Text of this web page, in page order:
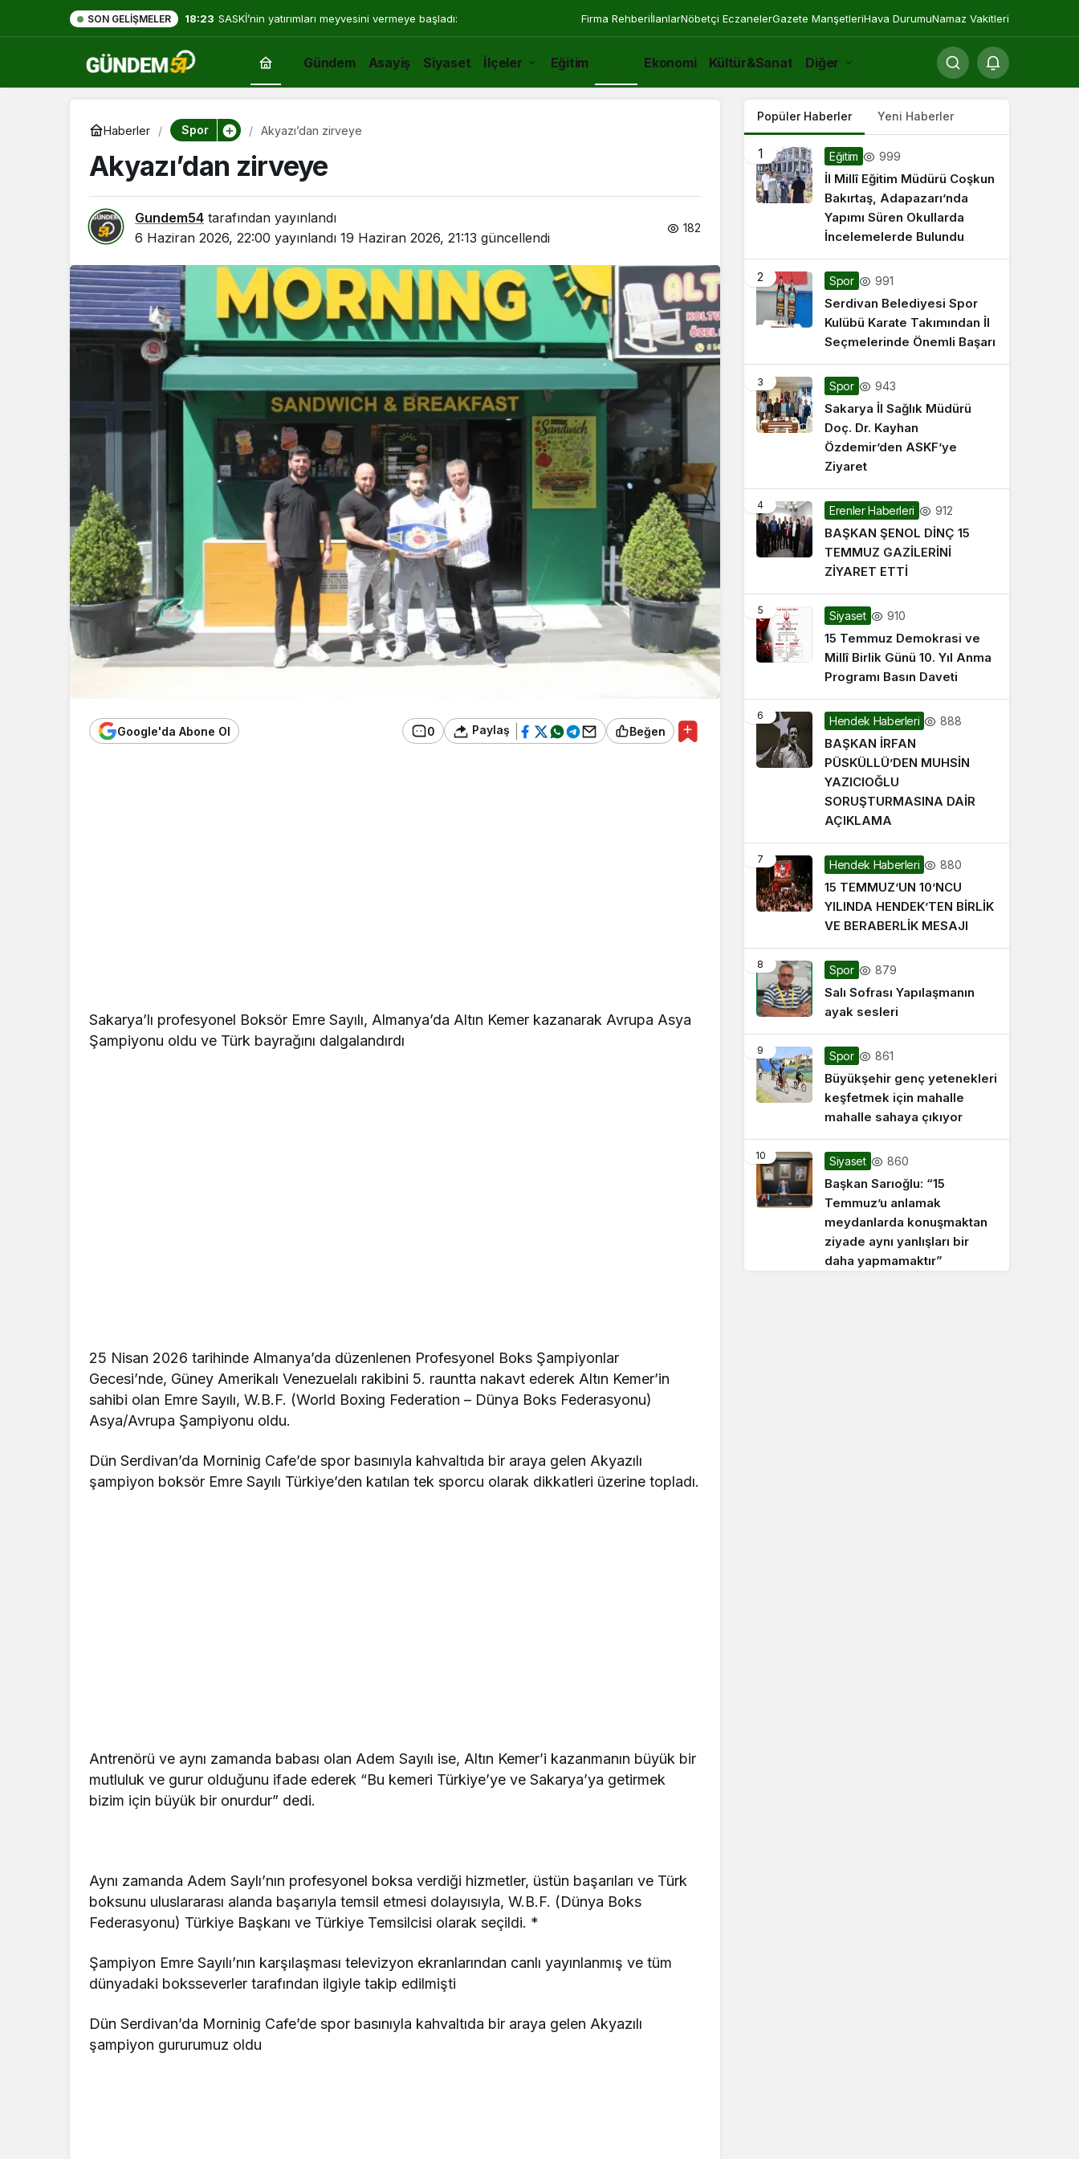
SON GELIŞMELER 18:23 SASKİ’nin yatırımları meyvesini vermeye başladı: Firma RehberiİlanlarNöbetçi EczanelerGazete ManşetleriHava DurumuNamaz Vakitleri
Gündem Asayiş Siyaset İlçeler Eğitim Ekonomi Kültür&Sanat Diğer
Haberler Spor Akyazı’dan zirveye
Akyazı’dan zirveye
Gundem54 tarafından yayınlandı
6 Haziran 2026, 22:00 yayınlandı 19 Haziran 2026, 21:13 güncellendi
182
Google'da Abone Ol 0 Paylaş Beğen
Sakarya’lı profesyonel Boksör Emre Sayılı, Almanya’da Altın Kemer kazanarak Avrupa Asya
Şampiyonu oldu ve Türk bayrağını dalgalandırdı
25 Nisan 2026 tarihinde Almanya’da düzenlenen Profesyonel Boks Şampiyonlar
Gecesi’nde, Güney Amerikalı Venezuelalı rakibini 5. rauntta nakavt ederek Altın Kemer’in
sahibi olan Emre Sayılı, W.B.F. (World Boxing Federation – Dünya Boks Federasyonu)
Asya/Avrupa Şampiyonu oldu.
Dün Serdivan’da Morninig Cafe’de spor basınıyla kahvaltıda bir araya gelen Akyazılı
şampiyon boksör Emre Sayılı Türkiye’den katılan tek sporcu olarak dikkatleri üzerine topladı.
Antrenörü ve aynı zamanda babası olan Adem Sayılı ise, Altın Kemer’i kazanmanın büyük bir
mutluluk ve gurur olduğunu ifade ederek “Bu kemeri Türkiye’ye ve Sakarya’ya getirmek
bizim için büyük bir onurdur” dedi.
Aynı zamanda Adem Saylı’nın profesyonel boksa verdiği hizmetler, üstün başarıları ve Türk
boksunu uluslararası alanda başarıyla temsil etmesi dolayısıyla, W.B.F. (Dünya Boks
Federasyonu) Türkiye Başkanı ve Türkiye Temsilcisi olarak seçildi. *
Şampiyon Emre Sayılı’nın karşılaşması televizyon ekranlarından canlı yayınlanmış ve tüm
dünyadaki boksseverler tarafından ilgiyle takip edilmişti
Dün Serdivan’da Morninig Cafe’de spor basınıyla kahvaltıda bir araya gelen Akyazılı
şampiyon gururumuz oldu
Popüler Haberler Yeni Haberler
1 Eğitim 999
İl Millî Eğitim Müdürü Coşkun
Bakırtaş, Adapazarı’nda
Yapımı Süren Okullarda
İncelemelerde Bulundu
2 Spor 991
Serdivan Belediyesi Spor
Kulübü Karate Takımından İl
Seçmelerinde Önemli Başarı
3 Spor 943
Sakarya İl Sağlık Müdürü
Doç. Dr. Kayhan
Özdemir’den ASKF’ye
Ziyaret
4 Erenler Haberleri 912
BAŞKAN ŞENOL DİNÇ 15
TEMMUZ GAZİLERİNİ
ZİYARET ETTİ
5 Siyaset 910
15 Temmuz Demokrasi ve
Millî Birlik Günü 10. Yıl Anma
Programı Basın Daveti
6 Hendek Haberleri 888
BAŞKAN İRFAN
PÜSKÜLLÜ’DEN MUHSİN
YAZICIOĞLU
SORUŞTURMASINA DAİR
AÇIKLAMA
7 Hendek Haberleri 880
15 TEMMUZ’UN 10’NCU
YILINDA HENDEK’TEN BİRLİK
VE BERABERLİK MESAJI
8 Spor 879
Salı Sofrası Yapılaşmanın
ayak sesleri
9 Spor 861
Büyükşehir genç yetenekleri
keşfetmek için mahalle
mahalle sahaya çıkıyor
10 Siyaset 860
Başkan Sarıoğlu: “15
Temmuz’u anlamak
meydanlarda konuşmaktan
ziyade aynı yanlışları bir
daha yapmamaktır”